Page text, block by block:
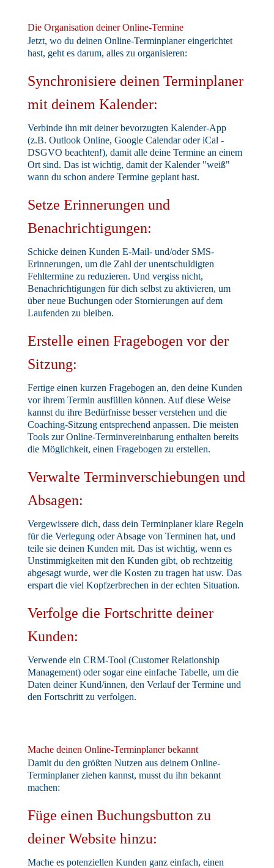
Die Organisation deiner Online-Termine
Jetzt, wo du deinen Online-Terminplaner eingerichtet
hast, geht es darum, alles zu organisieren:
Synchronisiere deinen Terminplaner
mit deinem Kalender:
Verbinde ihn mit deiner bevorzugten Kalender-App
(z.B. Outlook Online, Google Calendar oder iCal -
DSGVO beachten!), damit alle deine Termine an einem
Ort sind. Das ist wichtig, damit der Kalender "weiß"
wann du schon andere Termine geplant hast.
Setze Erinnerungen und
Benachrichtigungen:
Schicke deinen Kunden E-Mail- und/oder SMS-
Erinnerungen, um die Zahl der unentschuldigten
Fehltermine zu reduzieren. Und vergiss nicht,
Benachrichtigungen für dich selbst zu aktivieren, um
über neue Buchungen oder Stornierungen auf dem
Laufenden zu bleiben.
Erstelle einen Fragebogen vor der
Sitzung:
Fertige einen kurzen Fragebogen an, den deine Kunden
vor ihrem Termin ausfüllen können. Auf diese Weise
kannst du ihre Bedürfnisse besser verstehen und die
Coaching-Sitzung entsprechend anpassen. Die meisten
Tools zur Online-Terminvereinbarung enthalten bereits
die Möglichkeit, einen Fragebogen zu erstellen.
Verwalte Terminverschiebungen und
Absagen:
Vergewissere dich, dass dein Terminplaner klare Regeln
für die Verlegung oder Absage von Terminen hat, und
teile sie deinen Kunden mit. Das ist wichtig, wenn es
Unstimmigkeiten mit den Kunden gibt, ob rechtzeitig
abgesagt wurde, wer die Kosten zu tragen hat usw. Das
erspart die viel Kopfzerbrechen in der echten Situation.
Verfolge die Fortschritte deiner
Kunden:
Verwende ein CRM-Tool (Customer Relationship
Management) oder sogar eine einfache Tabelle, um die
Daten deiner Kund/innen, den Verlauf der Termine und
den Fortschritt zu verfolgen.
Mache deinen Online-Terminplaner bekannt
Damit du den größten Nutzen aus deinem Online-
Terminplaner ziehen kannst, musst du ihn bekannt
machen:
Füge einen Buchungsbutton zu
deiner Website hinzu:
Mache es potenziellen Kunden ganz einfach, einen